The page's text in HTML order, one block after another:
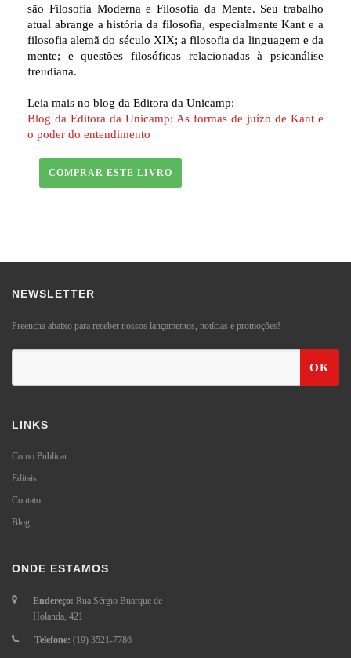
são Filosofia Moderna e Filosofia da Mente. Seu trabalho
atual abrange a história da filosofia, especialmente Kant e a
filosofia alemã do século XIX; a filosofia da linguagem e da
mente; e questões filosóficas relacionadas à psicanálise
freudiana.
Leia mais no blog da Editora da Unicamp:
Blog da Editora da Unicamp: As formas de juízo de Kant e
o poder do entendimento
COMPRAR ESTE LIVRO
NEWSLETTER
Preencha abaixo para receber nossos lançamentos, notícias e promoções!
OK
LINKS
Como Publicar
Editais
Contato
Blog
ONDE ESTAMOS
Endereço: Rua Sérgio Buarque de
Holanda, 421
Telefone: (19) 3521-7786